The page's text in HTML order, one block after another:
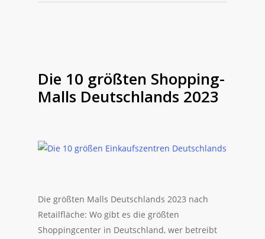
Die 10 größten Shopping-
Malls Deutschlands 2023
Die größten Malls Deutschlands 2023 nach
Retailfläche: Wo gibt es die größten
Shoppingcenter in Deutschland, wer betreibt